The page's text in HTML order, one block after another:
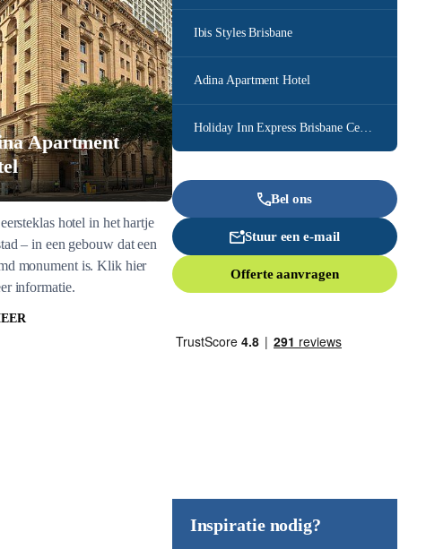
Ibis Styles Brisbane
Adina Apartment Hotel
Holiday Inn Express Brisbane Central
Bel ons
Stuur een e-mail
Offerte aanvragen
Inspiratie nodig?
Apartment
hotel in het hartje
– in een gebouw dat een
monument is. Klik hier
informatie.